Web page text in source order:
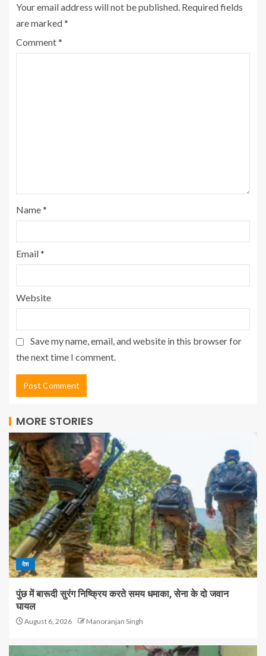
Your email address will not be published. Required fields
are marked*
Comment*
Name*
Email*
Website
Save my name, email, and website in this browser for
the next time I comment.
MORE STORIES
देश
पुंछ में बारूदी सुरंग निष्क्रिय करते समय धमाका, सेना के दो जवान
घायल
August 6, 2026 Manoranjan Singh